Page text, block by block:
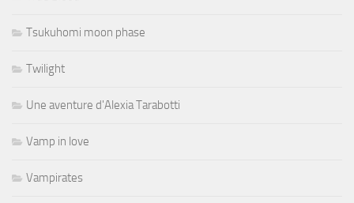
Tsukuhomi moon phase
Twilight
Une aventure d'Alexia Tarabotti
Vamp in love
Vampirates